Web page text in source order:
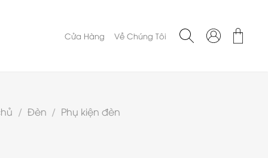
Cửa Hàng Về Chúng Tôi
/ Đèn / Phụ kiện đèn